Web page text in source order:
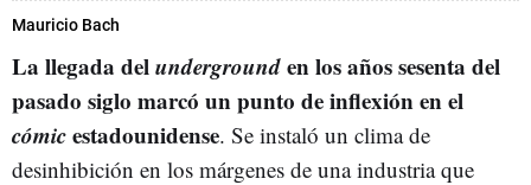
Mauricio Bach
La llegada delundergrounden los años sesenta del
pasado siglo marcó un punto de inflexión en el
cómicestadounidense. Se instaló un clima de
desinhibición en los márgenes de una industria que